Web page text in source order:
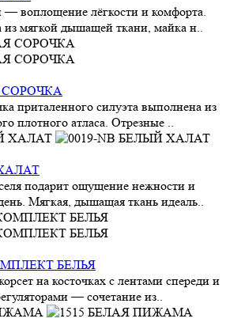
воплощение лёгкости и комфорта.
мягкой дышащей ткани, майка н..
СОРОЧКА
приталенного силуэта выполнена из
плотного атласа. Отрезные ..
подарит ощущение нежности и
Мягкая, дышащая ткань идеаль..
БЕЛЬЯ
на косточках с лентами спереди и
— сочетание из..